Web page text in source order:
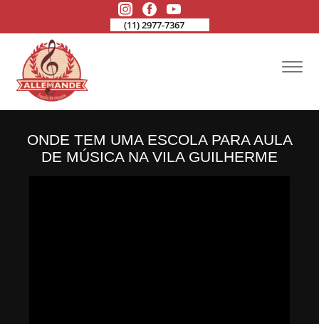
(11) 2977-7367
ONDE TEM UMA ESCOLA PARA AULA
DE MÚSICA NA VILA GUILHERME